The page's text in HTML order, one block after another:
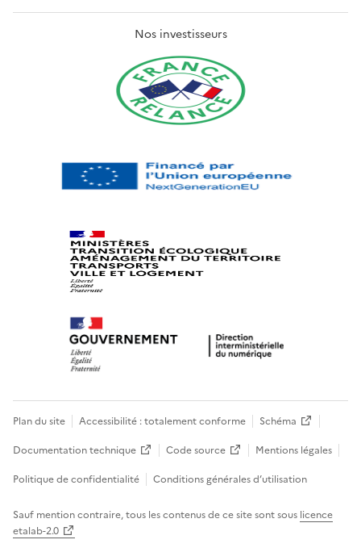
Nos investisseurs
Plan du site Accessibilité : totalement conforme
Schéma
Documentation technique
Code source
Mentions légales
Politique de confidentialité
Conditions générales d’utilisation
Sauf mention contraire, tous les contenus de ce site sont sous licence
etalab-2.0